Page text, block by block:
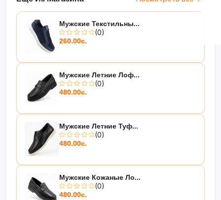
Мужские Текстильны...
(0)
260.00с.
Мужские Летние Лоф...
(0)
480.00с.
Мужские Летние Туф...
(0)
480.00с.
Мужские Кожаные Ло...
(0)
480.00с.